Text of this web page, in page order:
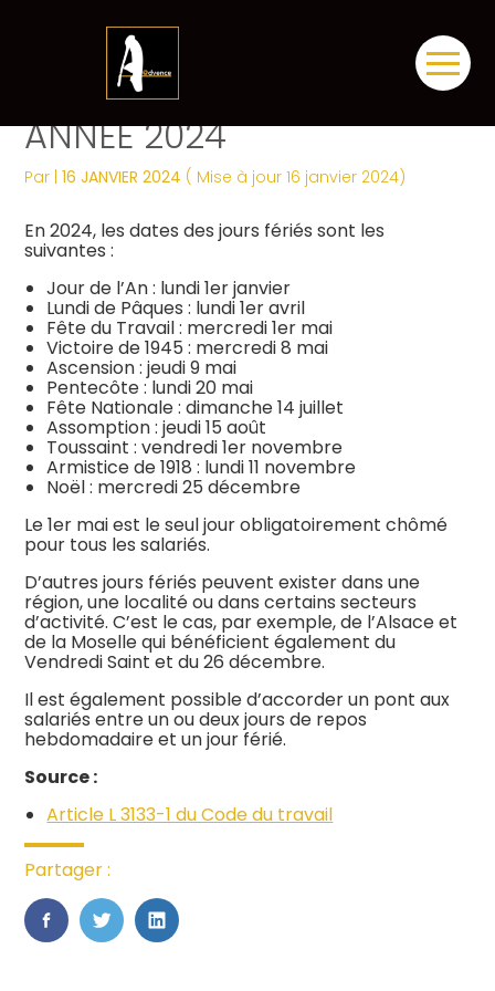
Créer et reprendre une activité
Piloter votre entreprise
Développer votre entreprise
Construire votre patrimoine
Digitalisation
Tous nos services
Fiscalité
Social
Juridique
Audit
Gestion Administrative
Veille Juridique
Piloter votre gestion
Gérer vos ressources humaines
Dématérialiser vos documents
Confiez votre secrétariat
Juridique
Nos engagements
Notre équipe engagée
Nos domaines d’expertise
Nos partenaires
Révélez votre singularité
Digitalisation
La vie du cabinet
Nos offres d’emploi
Le processus de recrutement
Postulez dès maintenant
DATE DES JOURS FÉRIÉS –
ANNÉE 2024
Par |16 JANVIER 2024 ( Mise à jour 16 janvier 2024)
En 2024, les dates des jours fériés sont les
suivantes :
Jour de l’An : lundi 1er janvier
Lundi de Pâques : lundi 1er avril
Fête du Travail : mercredi 1er mai
Victoire de 1945 : mercredi 8 mai
Ascension : jeudi 9 mai
Pentecôte : lundi 20 mai
Fête Nationale : dimanche 14 juillet
Assomption : jeudi 15 août
Toussaint : vendredi 1er novembre
Armistice de 1918 : lundi 11 novembre
Noël : mercredi 25 décembre
Le 1er mai est le seul jour obligatoirement chômé
pour tous les salariés.
D’autres jours fériés peuvent exister dans une
région, une localité ou dans certains secteurs
d’activité. C’est le cas, par exemple, de l’Alsace et
de la Moselle qui bénéficient également du
Vendredi Saint et du 26 décembre.
Il est également possible d’accorder un pont aux
salariés entre un ou deux jours de repos
hebdomadaire et un jour férié.
Source :
Article L 3133-1 du Code du travail
Partager :
FaceBook
TwitterLinkedIn